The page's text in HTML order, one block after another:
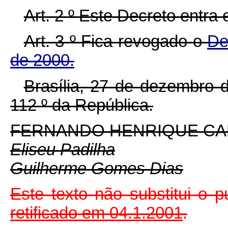
Art. 2ºEste Decreto entra
Art. 3ºFica revogado o
de 2000.
Brasília, 27 de dezembro
112ºda República.
FERNANDO HENRIQUE
Eliseu Padilha
Guilherme Gomes Dias
Este texto não substitui o
retificado em04.1.2001.